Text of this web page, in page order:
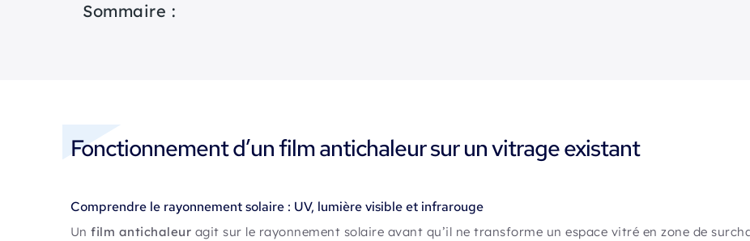
Sommaire :
Fonctionnement d’un film antichaleur sur un vitrage existant
Comprendre le rayonnement solaire : UV, lumière visible et infrarouge
Unfilm antichaleur agit sur le rayonnement solaire avant qu’il ne transforme un espace vitré en zone de